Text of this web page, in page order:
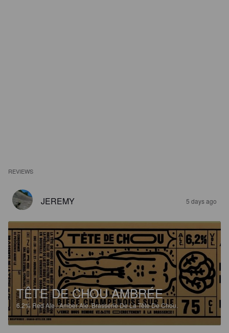
REVIEWS
JEREMY 5 days ago
TÊTE DE CHOU AMBRÉE
6.2% Red Ale / Amber Ale.Brasserie De La Tête De Chou.